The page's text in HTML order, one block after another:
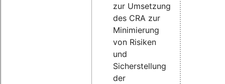
zur Umsetzung
des CRA zur
Minimierung
von Risiken
und
Sicherstellung
der